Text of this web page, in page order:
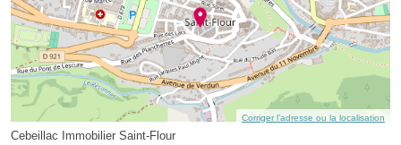
Corriger l’adresse ou la localisation
Cebeillac Immobilier Saint-Flour